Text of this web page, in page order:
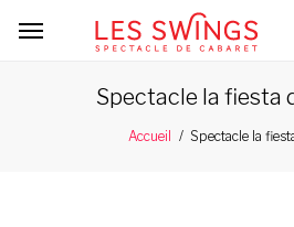
Spectacle la fiesta
Accueil Spectacle la